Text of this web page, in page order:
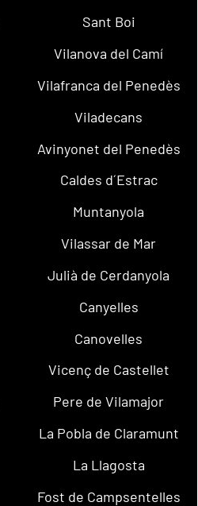
Sant Boi
Vilanova del Camí
Vilafranca del Penedès
Viladecans
Avinyonet del Penedès
Caldes d´Estrac
Muntanyola
Vilassar de Mar
Julià de Cerdanyola
Canyelles
Canovelles
Vicenç de Castellet
Pere de Vilamajor
La Pobla de Claramunt
La Llagosta
Fost de Campsentelles